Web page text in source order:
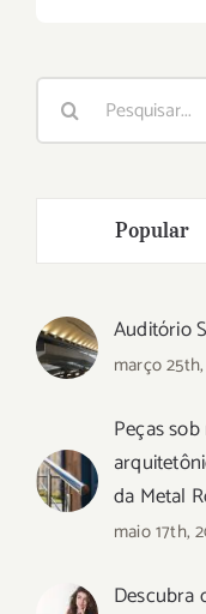
Buscar
resultados
Popular
Auditório
março
Peças
da Metal
maio 17th,
Descubra